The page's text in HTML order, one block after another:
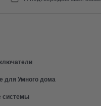
для Умного дома
системы